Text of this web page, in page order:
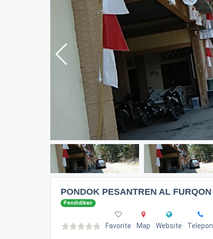
PONDOK PESANTREN AL FURQON
Pendidikan
Favorite Map Website Telepon